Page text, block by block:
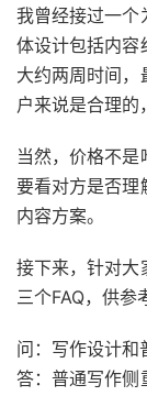
我曾经接过一个
体设计包括内容
大约两周时间
户来说是合理的
当然，价格不
要看对方是否理
内容方案。
接下来，针对大
三个FAQ，供参
问：写作设计和
答：普通写作侧